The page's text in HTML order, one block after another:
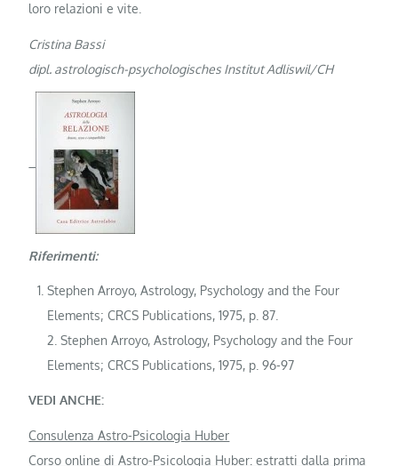
loro relazioni e vite.
Cristina Bassi
dipl. astrologisch-psychologisches Institut Adliswil/CH
Riferimenti:
Stephen Arroyo, Astrology, Psychology and the Four
Elements; CRCS Publications, 1975, p. 87.
2. Stephen Arroyo, Astrology, Psychology and the Four
Elements; CRCS Publications, 1975, p. 96-97
VEDI ANCHE:
Consulenza Astro-Psicologia Huber
Corso online di Astro-Psicologia Huber: estratti dalla prima